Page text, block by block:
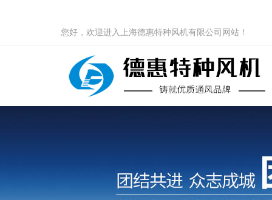
您好，欢迎进入上海德惠特种风机有限公司网站！